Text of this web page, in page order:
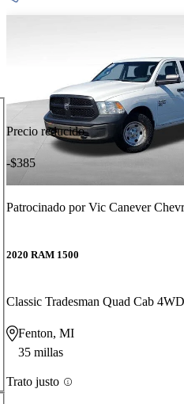
Precio reducido
-$385
Patrocinado porVic Canever
2020 RAM 1500
Classic Tradesman Quad Cab 4WD
Fenton, MI
35 millas
Trato justo